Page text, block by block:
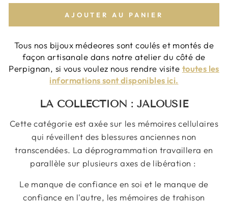
AJOUTER AU PANIER
Tous nos bijoux médeores sont coulés et montés de
façon artisanale dans notre atelier du côté de
Perpignan, si vous voulez nous rendre visite toutes les
informations sont disponibles ici.
LA COLLECTION : JALOUSIE
Cette catégorie est axée sur les mémoires cellulaires
qui réveillent des blessures anciennes non
transcendées. La déprogrammation travaillera en
parallèle sur plusieurs axes de libération :
Le manque de confiance en soi et le manque de
confiance en l'autre, les mémoires de trahison